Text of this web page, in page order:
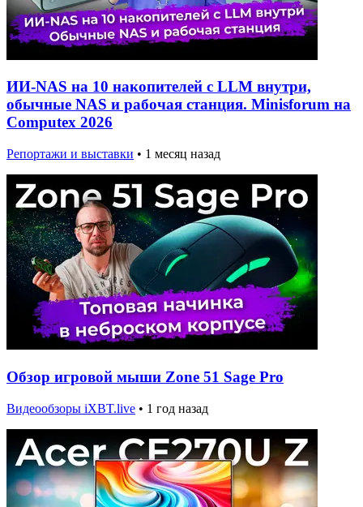
ИИ-NAS на 10 накопителей с LLM внутри,
обычные NAS и рабочая станция. Minisforum на
Computex 2026
Репортажи и выставки • 1 месяц назад
Обзор игровой мыши Zone 51 Sage Pro
Видеообзоры iXBT.live • 1 год назад